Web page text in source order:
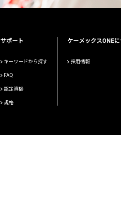
サポート
キーワードから探す
FAQ
認定資格
規格
ケーメックスONE
採用情報